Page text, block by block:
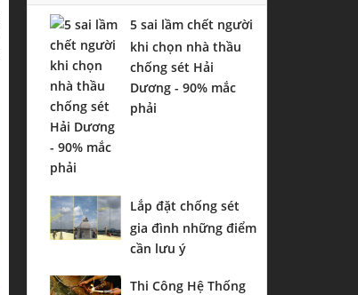
5 sai lầm chết người
khi chọn nhà thầu
chống sét Hải
Dương - 90% mắc
phải
Lắp đặt chống sét
gia đình những điểm
cần lưu ý
Thi Công Hệ Thống